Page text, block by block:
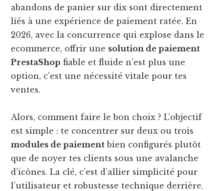
abandons de panier sur dix sont directement
liés à une expérience de paiement ratée. En
2026, avec la concurrence qui explose dans le
ecommerce, offrir une solution de paiement
PrestaShop fiable et fluide n’est plus une
option, c’est une nécessité vitale pour tes
ventes.
Alors, comment faire le bon choix ? L’objectif
est simple : te concentrer sur deux ou trois
modules de paiement bien configurés plutôt
que de noyer tes clients sous une avalanche
d’icônes. La clé, c’est d’allier simplicité pour
l’utilisateur et robustesse technique derrière.